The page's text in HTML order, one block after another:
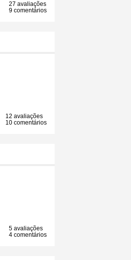
27 avaliações
9 comentários
12 avaliações
10 comentários
5 avaliações
4 comentários